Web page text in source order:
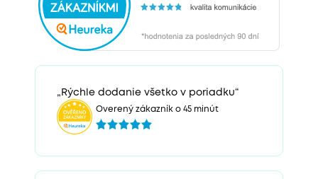
„Rýchle dodanie všetko v poriadku“
Overený zákazník o 45 minút